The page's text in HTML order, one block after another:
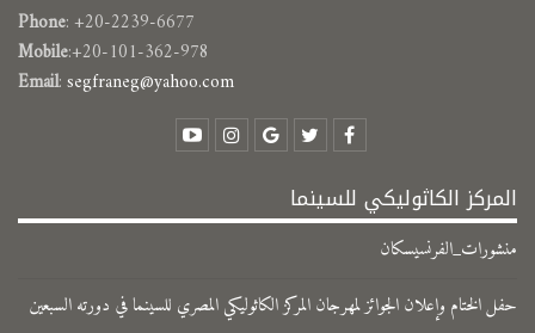
Phone: +20-2239-6677
Mobile:+20-101-362-978
Email:segfraneg@yahoo.com
المركز الكاثوليكي للسينما
منشورات_الفرنسيسكان
حفل الختام وإعلان الجوائز لمهرجان المركز الكاثوليكي المصري للسينما في دورته السبعين